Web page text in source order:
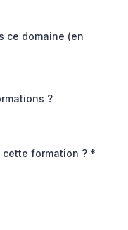
ce domaine (en
?
formation ? *